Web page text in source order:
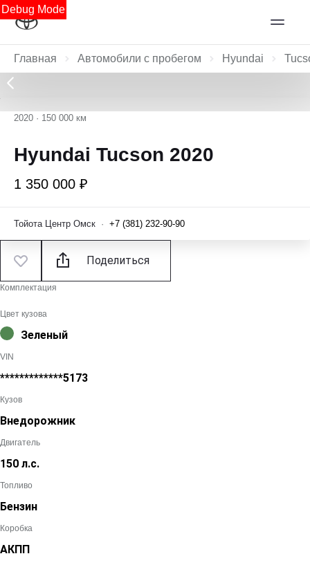
Debug Mode
Главная Автомобили с пробегом Hyundai
2020 · 150 000 км
Hyundai Tucson 2020
1 350 000 ₽
Тойота Центр Омск · +7 (381) 232-90-90
Поделиться
Комплектация
Цвет кузова
Зеленый
VIN
*************5173
Кузов
Внедорожник
Двигатель
150 л.с.
Топливо
Бензин
Коробка
АКПП